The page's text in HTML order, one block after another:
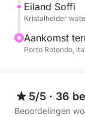
Perfect voor
de ideale
ontdekken.
villa's
Eiland Soffi
Kristalhelder
Aankomst
Porto Rotondo,
5/5 · 36
Beoordelingen